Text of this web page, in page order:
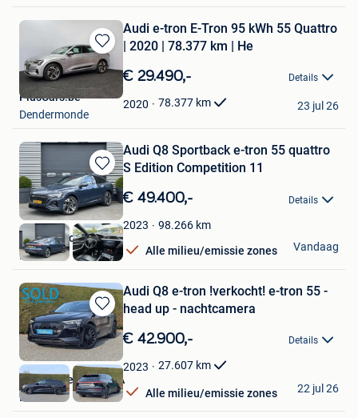
Bewaren
in
Mijn
Favorieten
Audi e-tron E-Tron 95 kWh 55 Quattro
| 2020 | 78.377 km | He
€ 29.490,- Details
2020 78.377 km
PlusCars.be
Dendermonde
23 jul 26
Bewaren
in
Mijn
Favorieten
Audi Q8 Sportback e-tron 55 quattro
S Edition Competition 11
€ 49.400,- Details
2023 98.266 km
Alle milieu/emissie zones
Autoaanbod.nu
Boekel
Vandaag
Bewaren
in
Mijn
Favorieten
Audi Q8 e-tron !verkocht! e-tron 55 -
head up - nachtcamera
€ 42.900,- Details
2023 27.607 km
Alle milieu/emissie zones
Blancquaert L. BVBA
Laarne
22 jul 26